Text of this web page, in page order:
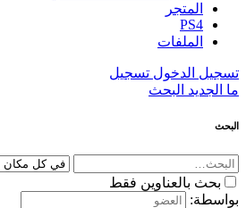
المتجر
PS4
الملفات
تسجيل الدخول تسجيل
ما الجديد البحث
البحث
بحث بالعناوين فقط
بواسطة: